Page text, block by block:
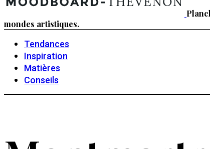
mondes artistiques.
Tendances
Inspiration
Matières
Conseils